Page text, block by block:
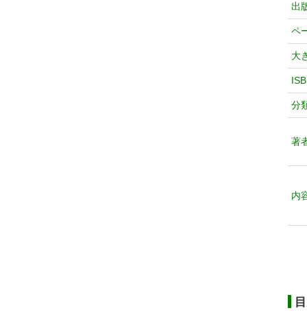
出
ペ
大
分
著
内